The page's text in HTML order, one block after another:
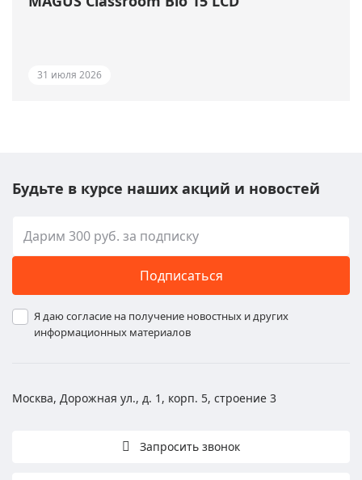
31 июля 2026
Будьте в курсе наших акций и новостей
Подписаться
Я даю согласие на получение новостных и других
информационных материалов
Москва, Дорожная ул., д. 1, корп. 5, строение 3
Запросить звонок